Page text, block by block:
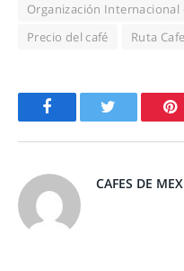
Organización Internacional
Precio del café
Ruta
Facebook
CAFES DE